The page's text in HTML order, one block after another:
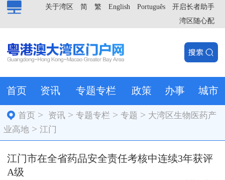
开启长者助手
Português
English
繁
简
关于湾区
湾区随心配
首页 资讯 专题专栏 政策 办事 城市
首页 > 资讯 >专题专栏 >专题 > 大湾区生物医药产
业高地 > 江门
江门市在全省药品安全责任考核中连续3年获评
A级